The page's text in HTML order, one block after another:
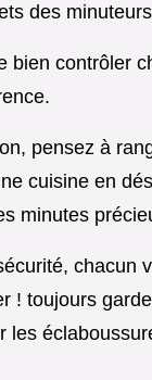
des
bien contrôler
pensez à
cuisine en
minutes
chacun
! toujours
les